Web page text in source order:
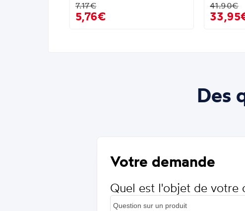
7.17€
5,76€
41.90€
Des
Votre demande
Quel est l'objet de votre